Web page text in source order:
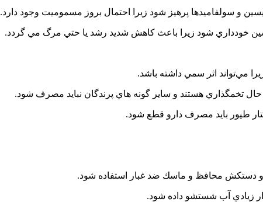
و سولفاميدها پرهيز شود زيرا احتمال بروز مسموميت وجود دارد.
خودداري شود زيرا باعث كاهش شديد رشد يا حتي مرگ مي گردد.
مي‌تواند اثر سمي داشته باشد.
تخمگذاري هستند و ساير گونه هاي پرندگان نبايد مصرف شود.
طيور بايد مصرف دارو قطع شود.
و دستكش محافظ و ماسك ضد غبار استفاده شود.
زيادي آب شستشو داده شود.